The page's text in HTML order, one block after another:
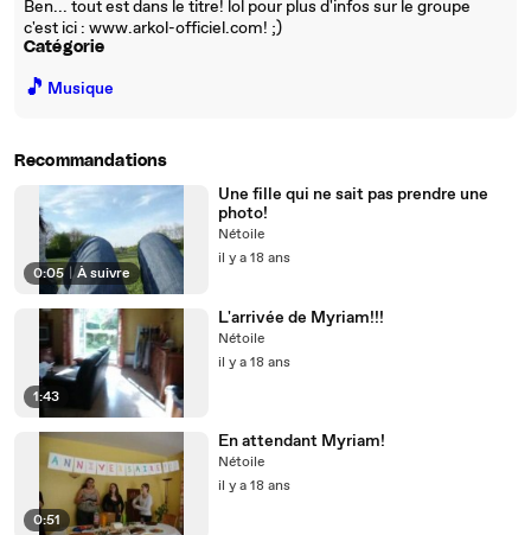
Ben... tout est dans le titre! lol pour plus d'infos sur le groupe
c'est ici : www.arkol-officiel.com! ;)
Catégorie
🎵 Musique
Recommandations
0:05 À suivre
Une fille qui ne sait pas prendre une
photo!
Nétoile
il y a 18 ans
1:43
L'arrivée de Myriam!!!
Nétoile
il y a 18 ans
0:51
En attendant Myriam!
Nétoile
il y a 18 ans